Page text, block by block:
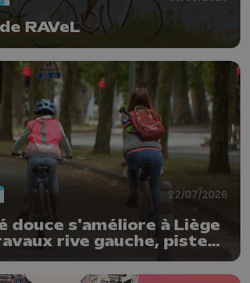
RAVeL
22/07/2026
douce s'améliore à Liège
rive gauche, pistes
Avroy et